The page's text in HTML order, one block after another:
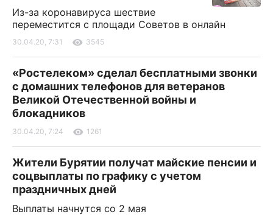
Из-за коронавируса шествие
переместится с площади Советов в онлайн
30.04.20, 7:31 3545
«Ростелеком» сделал бесплатными звонки
с домашних телефонов для ветеранов
Великой Отечественной войны и
блокадников
30.04.20, 7:24 1261
Жители Бурятии получат майские пенсии и
соцвыплаты по графику с учетом
праздничных дней
Выплаты начнутся со 2 мая